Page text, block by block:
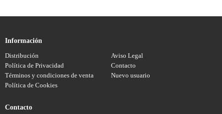
Información
Distribución
Aviso Legal
Política de Privacidad
Contacto
Términos y condiciones de venta
Nuevo usuario
Política de Cookies
Contacto